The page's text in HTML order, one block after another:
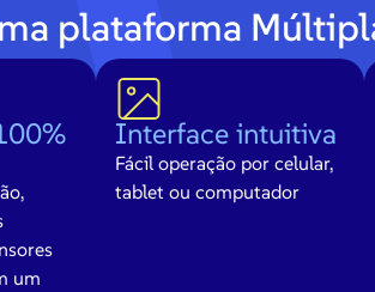
plataforma
um
Interface intuitiva
Fácil operação por celular,
tablet ou computador